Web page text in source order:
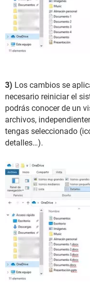
3) Los cambios se
necesario reiniciar el
podrás conocer de un
archivos,
tengas seleccionado
detalles…).